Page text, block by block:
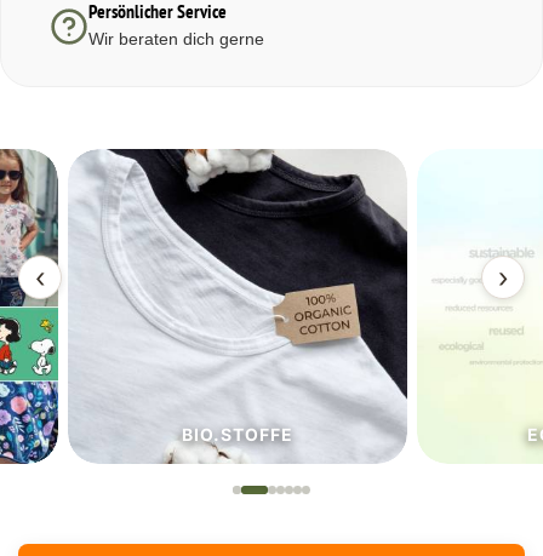
Persönlicher Service
Wir beraten dich gerne
‹
BIO.STOFFE
›